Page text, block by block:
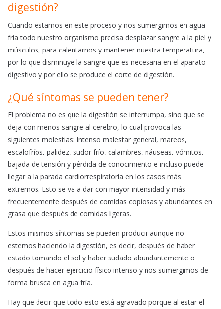
digestión?
Cuando estamos en este proceso y nos sumergimos en agua
fría todo nuestro organismo precisa desplazar sangre a la piel y
músculos, para calentarnos y mantener nuestra temperatura,
por lo que disminuye la sangre que es necesaria en el aparato
digestivo y por ello se produce el corte de digestión.
¿Qué síntomas se pueden tener?
El problema no es que la digestión se interrumpa, sino que se
deja con menos sangre al cerebro, lo cual provoca las
siguientes molestias: Intenso malestar general, mareos,
escalofríos, palidez, sudor frío, calambres, náuseas, vómitos,
bajada de tensión y pérdida de conocimiento e incluso puede
llegar a la parada cardiorrespiratoria en los casos más
extremos. Esto se va a dar con mayor intensidad y más
frecuentemente después de comidas copiosas y abundantes en
grasa que después de comidas ligeras.
Estos mismos síntomas se pueden producir aunque no
estemos haciendo la digestión, es decir, después de haber
estado tomando el sol y haber sudado abundantemente o
después de hacer ejercicio físico intenso y nos sumergimos de
forma brusca en agua fría.
Hay que decir que todo esto está agravado porque al estar el